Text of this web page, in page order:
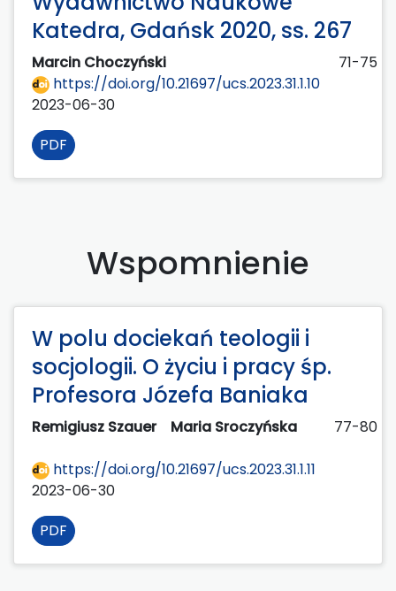
Katedra, Gdańsk 2020, ss. 267
Marcin Choczyński
71-75
https://doi.org/10.21697/ucs.2023.31.1.10
2023-06-30
PDF
Wspomnienie
W polu dociekań teologii i
socjologii. O życiu i pracy śp.
Profesora Józefa Baniaka
Remigiusz Szauer Maria Sroczyńska 77-80
https://doi.org/10.21697/ucs.2023.31.1.11
2023-06-30
PDF